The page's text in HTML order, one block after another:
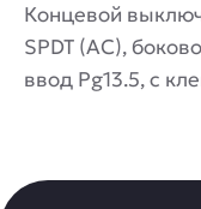
Концевой
SPDT (AC),
ввод Pg13.5, с